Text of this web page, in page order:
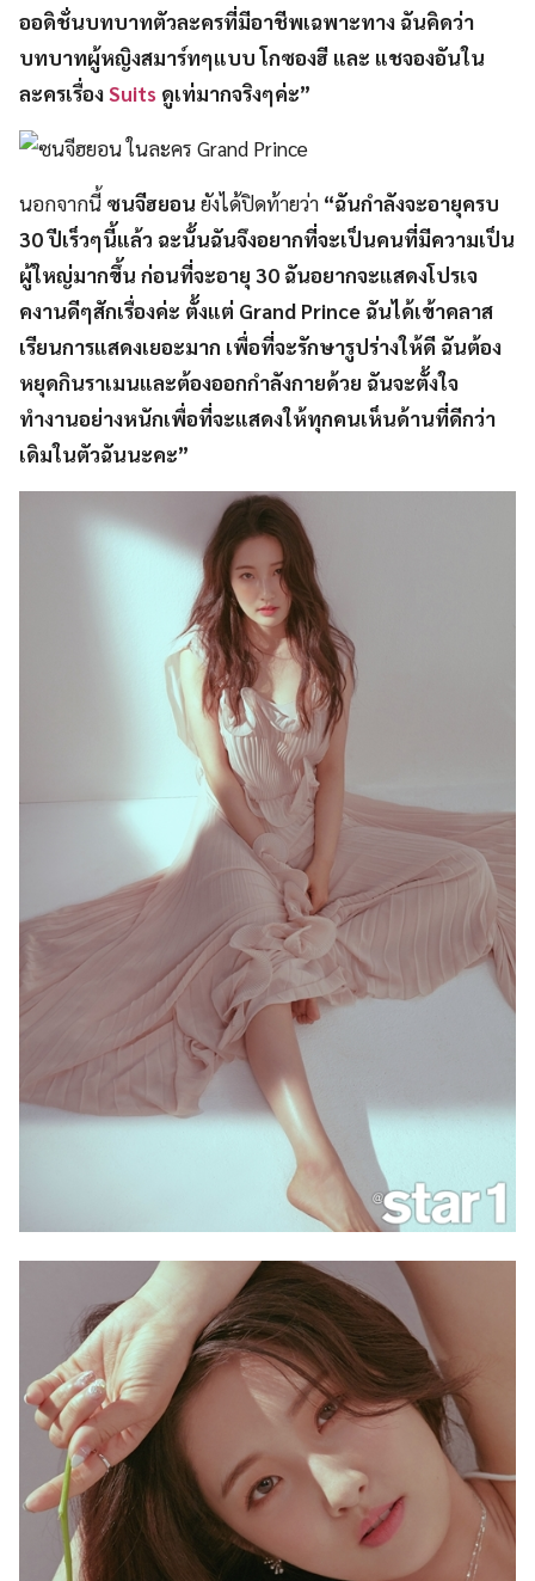
ออดิชั่นบทบาทตัวละครที่มีอาชีพเฉพาะทาง ฉันคิดว่า
บทบาทผู้หญิงสมาร์ทๆแบบ โกซองฮี และ แชจองอันใน
ละครเรื่องSuits ดูเท่มากจริงๆค่ะ”
นอกจากนี้ ซนจีฮยอน ยังได้ปิดท้ายว่า “ฉันกำลังจะอายุครบ
30 ปีเร็วๆนี้แล้ว ฉะนั้นฉันจึงอยากที่จะเป็นคนที่มีความเป็น
ผู้ใหญ่มากขึ้น ก่อนที่จะอายุ 30 ฉันอยากจะแสดงโปรเจ
คงานดีๆสักเรื่องค่ะ ตั้งแต่ Grand Prince ฉันได้เข้าคลาส
เรียนการแสดงเยอะมาก เพื่อที่จะรักษารูปร่างให้ดี ฉันต้อง
หยุดกินราเมนและต้องออกกำลังกายด้วย ฉันจะตั้งใจ
ทำงานอย่างหนักเพื่อที่จะแสดงให้ทุกคนเห็นด้านที่ดีกว่า
เดิมในตัวฉันนะคะ”